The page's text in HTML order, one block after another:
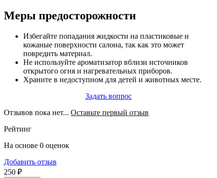
Меры предосторожности
Избегайте попадания жидкости на пластиковые и
кожаные поверхности салона, так как это может
повредить материал.
Не используйте ароматизатор вблизи источников
открытого огня и нагревательных приборов.
Храните в недоступном для детей и животных месте.
Задать вопрос
Отзывов пока нет... Оставьте первый отзыв
Рейтинг
На основе 0 оценок
Добавить отзыв
250 ₽